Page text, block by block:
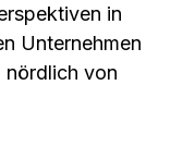
in
Unternehmen
nördlich von